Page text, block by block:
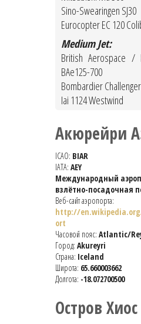
Sino-Swearingen SJ30
Eurocopter EC 120
Medium Jet:
British Aerospace /
BAe125-700
Bombardier
Iai 1124 Westwind
Акюрейри
ICAO: BIAR
IATA: AEY
Международный
взлётно-посадочная
Веб-сайт аэропорта:
http://
ort
Часовой пояс: Atlantic/
Город: Akureyri
Страна: Iceland
Широта: 65.660003662
Долгота: -18.072700500
Остров